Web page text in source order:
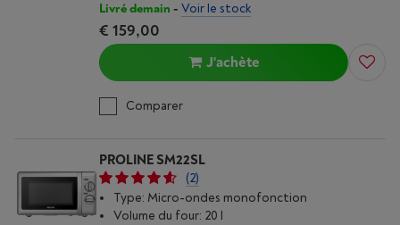
Livré demain - Voir le stock
€ 159,00
J'achète
Comparer
PROLINE SM22SL
(2)
Type: Micro-ondes monofonction
Volume du four: 20 l